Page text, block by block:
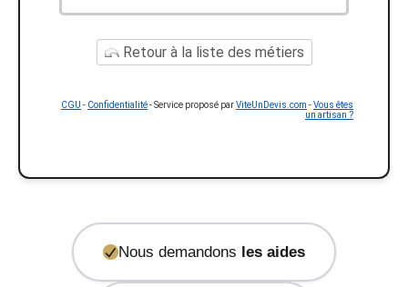
Retour à la liste des métiers
CGU - Confidentialité- Service proposé parViteUnDevis.com -Vous êtes
un artisan ?
Nous demandons les aides